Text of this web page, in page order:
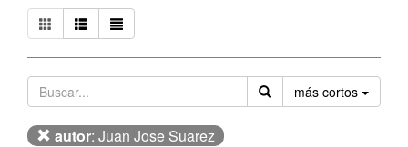
más cortos
autor: Juan Jose Suarez